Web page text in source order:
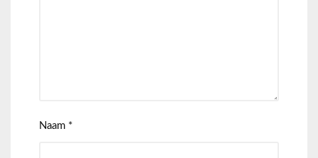
Naam *